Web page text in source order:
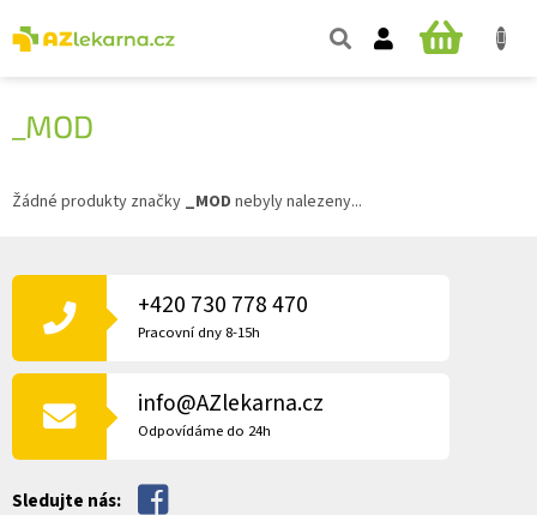
na
obsah
NÁKUPNÍ
_MOD
Žádné produkty značky _MOD nebyly nalezeny...
Á
T
+420 730 778 470
Pracovní dny 8-15h
info@AZlekarna.cz
Odpovídáme do 24h
Sledujte nás: